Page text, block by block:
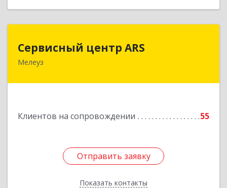
Сервисный центр ARS
Мелеуз
Клиентов на сопровождении 55
Отправить заявку
Показать контакты
Отправить заявку
Назад